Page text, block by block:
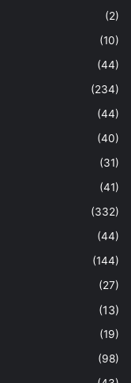
(2)
(10)
(44)
(234)
(44)
(40)
(31)
(41)
(332)
(44)
(144)
(27)
(13)
(19)
(98)